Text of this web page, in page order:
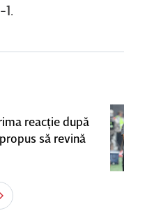
reacţie după
să revină